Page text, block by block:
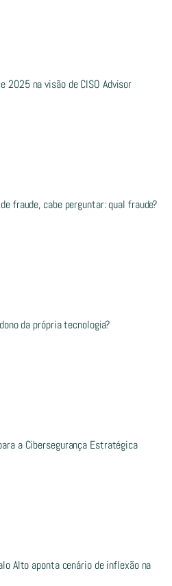
2025 na visão de CISO Advisor
fraude, cabe perguntar: qual fraude?
da própria tecnologia?
a Cibersegurança Estratégica
Alto aponta cenário de inflexão na